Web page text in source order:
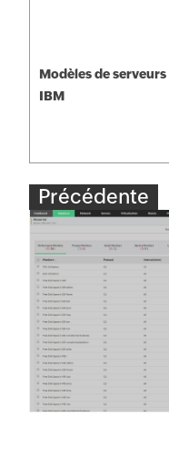
Modèles de serveurs
IBM
Précédente